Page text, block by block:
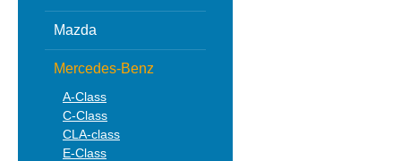
Mazda
Mercedes-Benz
A-Class
C-Class
CLA-class
E-Class